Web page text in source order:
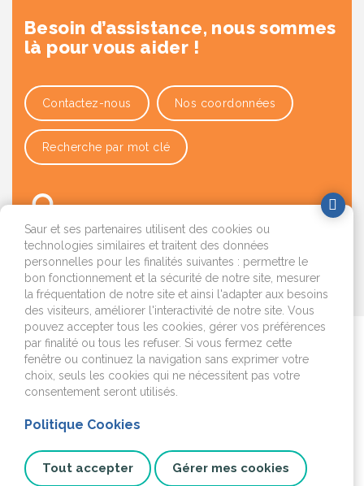
Besoin d’assistance, nous sommes
là pour vous aider !
Contactez-nous Nos coordonnées
Recherche par mot clé
OK
Je déménage
J'emménage ou je fais
installation
Saur et ses partenaires utilisent des cookies ou
technologies similaires et traitent des données
personnelles pour les finalités suivantes : permettre le
bon fonctionnement et la sécurité de notre site, mesurer
la fréquentation de notre site et ainsi l'adapter aux besoins
des visiteurs, améliorer l'interactivité de notre site. Vous
pouvez accepter tous les cookies, gérer vos préférences
par finalité ou tous les refuser. Si vous fermez cette
fenêtre ou continuez la navigation sans exprimer votre
choix, seuls les cookies qui ne nécessitent pas votre
consentement seront utilisés.
Politique Cookies
Tout accepter Gérer mes cookies